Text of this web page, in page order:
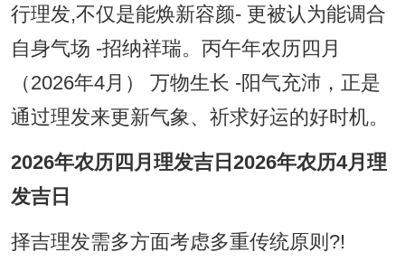
行理发,不仅是能焕新容颜- 更被认为能调合
自身气场 -招纳祥瑞。丙午年农历四月
（2026年4月） 万物生长 -阳气充沛，正是
通过理发来更新气象、祈求好运的好时机。
2026年农历四月理发吉日2026年农历4月理
发吉日
择吉理发需多方面考虑多重传统原则?!